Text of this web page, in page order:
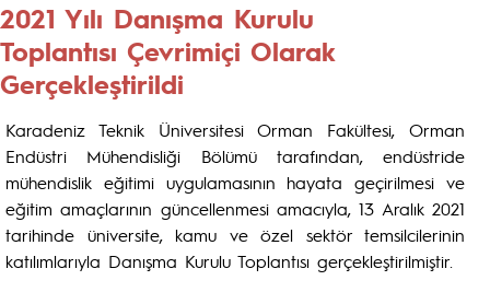
2021 Yılı Danışma Kurulu
Toplantısı Çevrimiçi Olarak
Gerçekleştirildi
Karadeniz Teknik Üniversitesi Orman Fakültesi, Orman
Endüstri Mühendisliği Bölümü tarafından, endüstride
mühendislik eğitimi uygulamasının hayata geçirilmesi ve
eğitim amaçlarının güncellenmesi amacıyla, 13 Aralık 2021
tarihinde üniversite, kamu ve özel sektör temsilcilerinin
katılımlarıyla Danışma Kurulu Toplantısı gerçekleştirilmiştir.